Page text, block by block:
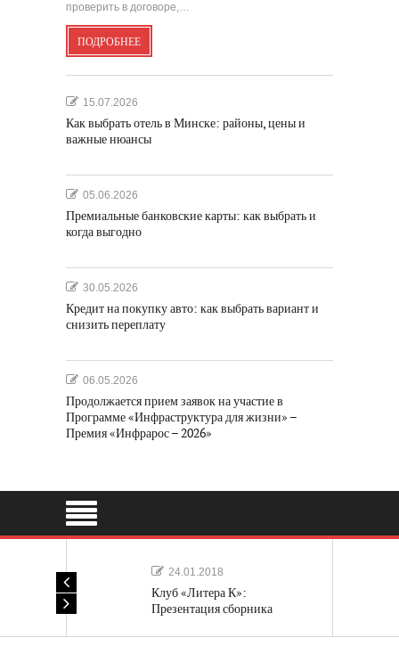
проверить в договоре,…
ПОДРОБНЕЕ
15.07.2026
Как выбрать отель в Минске: районы, цены и
важные нюансы
05.06.2026
Премиальные банковские карты: как выбрать и
когда выгодно
30.05.2026
Кредит на покупку авто: как выбрать вариант и
снизить переплату
06.05.2026
Продолжается прием заявок на участие в
Программе «Инфраструктура для жизни» –
Премия «Инфрарос – 2026»
24.01.2018
Клуб «Литера К»:
Презентация сборника